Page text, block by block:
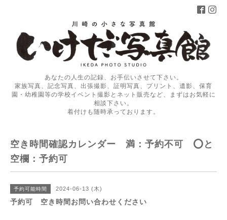
あなたの人生の記録、お手伝いさせて下さい。
家族写真、記念写真、出張撮影、証明写真、プリント、遺影、保育
園・幼稚園等の学校イベント撮影とネット販売など、まずはお気軽に
相談下さい。
着付けも随時承っております。
空き時間確認カレンダー 満：予約不可 ⭕️と
空欄：予約可
予約可能時間 2024-06-13 (木)
予約可 空き時間お問い合わせください